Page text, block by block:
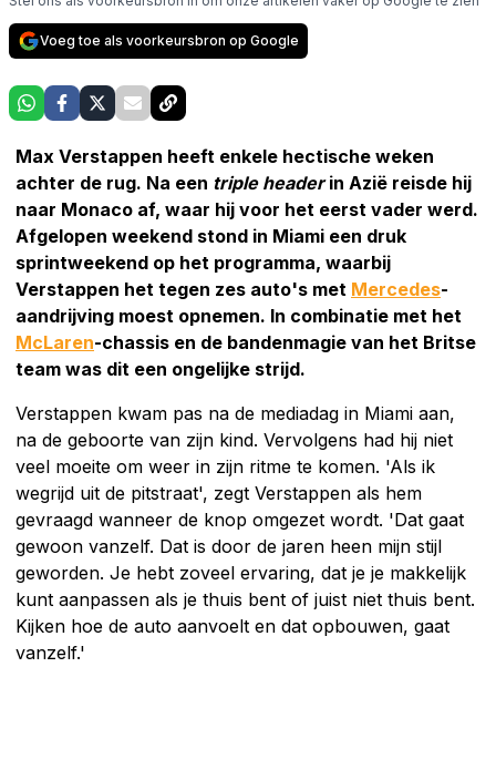
Voeg toe als voorkeursbron op Google
Max Verstappen heeft enkele hectische weken
achter de rug. Na een triple headerin Azië reisde hij
naar Monaco af, waar hij voor het eerst vader werd.
Afgelopen weekend stond in Miami een druk
sprintweekend op het programma, waarbij
Verstappen het tegen zes auto's met Mercedes-
aandrijving moest opnemen. In combinatie met het
McLaren-chassis en de bandenmagie van het Britse
team was dit een ongelijke strijd.
Verstappen kwam pas na de mediadag in Miami aan,
na de geboorte van zijn kind. Vervolgens had hij niet
veel moeite om weer in zijn ritme te komen. 'Als ik
wegrijd uit de pitstraat', zegt Verstappen als hem
gevraagd wanneer de knop omgezet wordt. 'Dat gaat
gewoon vanzelf. Dat is door de jaren heen mijn stijl
geworden. Je hebt zoveel ervaring, dat je je makkelijk
kunt aanpassen als je thuis bent of juist niet thuis bent.
Kijken hoe de auto aanvoelt en dat opbouwen, gaat
vanzelf.'